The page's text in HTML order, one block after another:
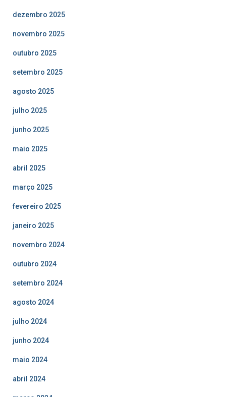
dezembro 2025
novembro 2025
outubro 2025
setembro 2025
agosto 2025
julho 2025
junho 2025
maio 2025
abril 2025
março 2025
fevereiro 2025
janeiro 2025
novembro 2024
outubro 2024
setembro 2024
agosto 2024
julho 2024
junho 2024
maio 2024
abril 2024